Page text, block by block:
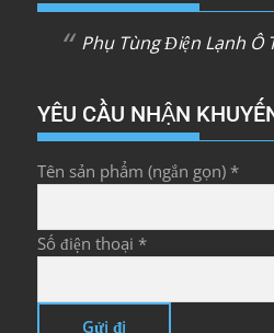
Phụ Tùng Điện Lạnh Ô
YÊU CẦU NHẬN
Tên sản phẩm (ngắn gọn) *
Số điện thoại *